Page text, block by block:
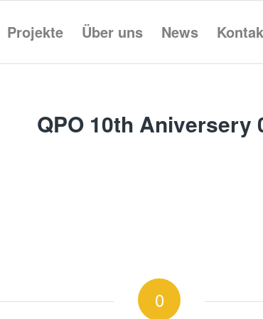
Projekte Über uns News
QPO 10th Aniversery
0